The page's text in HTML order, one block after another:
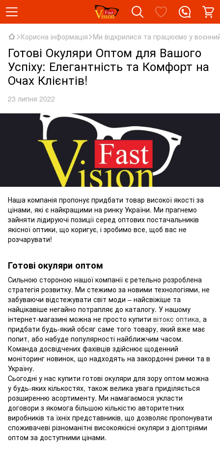
Корисна інформація Ми відкрилися та працюємо у
Готові Окуляри Оптом для Вашого
Успіху: Елегантність та Комфорт на
Очах Клієнтів!
23 липня 2022
Наша компанія пропонує придбати товар високої якості за
цінами, які є найкращими на ринку України. Ми прагнемо
зайняти лідируючі позиції серед оптових постачальників
якісної оптики, що коригує, і зробимо все, щоб вас не
розчарувати!
Готові окуляри оптом
Сильною стороною нашої компанії є ретельно розроблена
стратегія розвитку. Ми стежимо за новими технологіями, не
забуваючи відстежувати світ моди – найсвіжіше та
найцікавіше негайно потрапляє до каталогу. У нашому
інтернет-магазині можна не просто купити вітокс оптика, а
придбати будь-який обсяг саме того товару, який вже має
попит, або набуде популярності найближчим часом.
Команда досвідчених фахівців здійснює щоденний
моніторинг новинок, що надходять на закордонні ринки та в
Україну.
Сьогодні у нас купити готові окуляри для зору оптом можна
у будь-яких кількостях, також велика увага приділяється
розширенню асортименту. Ми намагаємося укласти
договори з якомога більшою кількістю авторитетних
виробників та їхніх представників, що дозволяє пропонувати
споживачеві різноманітні високоякісні окуляри з діоптріями
оптом за доступними цінами.